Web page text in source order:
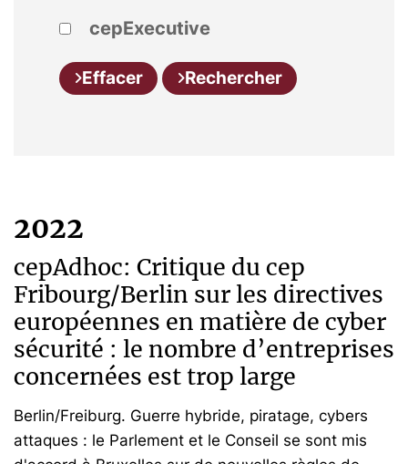
cepExecutive
Effacer Rechercher
2022
cepAdhoc: Critique du cep
Fribourg/Berlin sur les directives
européennes en matière de cyber
sécurité : le nombre d’entreprises
concernées est trop large
Berlin/Freiburg. Guerre hybride, piratage, cybers
attaques : le Parlement et le Conseil se sont mis